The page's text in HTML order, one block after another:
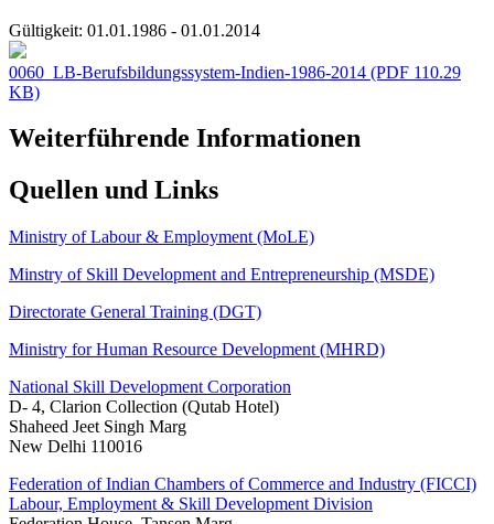
Gültigkeit: 01.01.1986 - 01.01.2014
0060_LB-Berufsbildungssystem-Indien-1986-2014 (PDF 110.29
KB)
Weiterführende Informationen
Quellen und Links
Ministry of Labour & Employment (MoLE)
Minstry of Skill Development and Entrepreneurship (MSDE)
Directorate General Training (DGT)
Ministry for Human Resource Development (MHRD)
National Skill Development Corporation
D- 4, Clarion Collection (Qutab Hotel)
Shaheed Jeet Singh Marg
New Delhi 110016
Federation of Indian Chambers of Commerce and Industry (FICCI)
Labour, Employment & Skill Development Division